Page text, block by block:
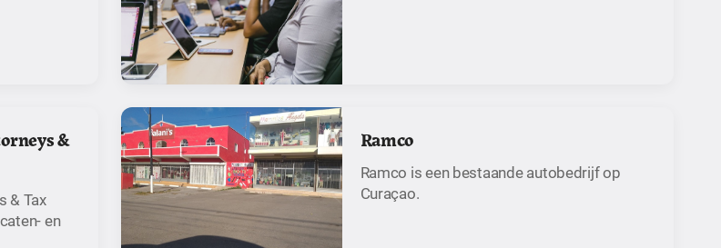
&
& Tax
en
Ramco
Ramco is een bestaande autobedrijf op
Curaçao.